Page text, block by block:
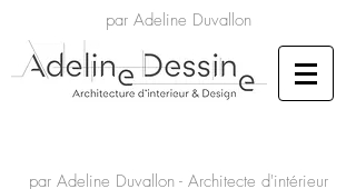
par Adeline Duvallon
par Adeline Duvallon - Architecte d'intérieur